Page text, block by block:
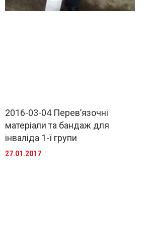
2016-03-04 Перев’язочні
матеріали та бандаж для
інваліда 1-ї групи
27.01.2017